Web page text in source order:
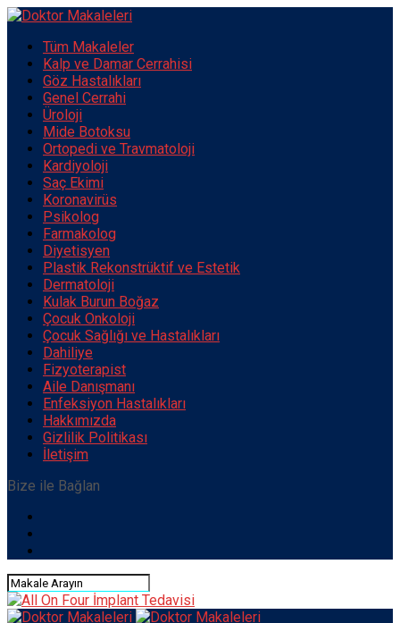
Tüm Makaleler
Kalp ve Damar Cerrahisi
Göz Hastalıkları
Genel Cerrahi
Üroloji
Mide Botoksu
Ortopedi ve Travmatoloji
Kardiyoloji
Saç Ekimi
Koronavirüs
Psikolog
Farmakolog
Diyetisyen
Plastik Rekonstrüktif ve Estetik
Dermatoloji
Kulak Burun Boğaz
Çocuk Onkoloji
Çocuk Sağlığı ve Hastalıkları
Dahiliye
Fizyoterapist
Aile Danışmanı
Enfeksiyon Hastalıkları
Hakkımızda
Gizlilik Politikası
İletişim
Bize ile Bağlan